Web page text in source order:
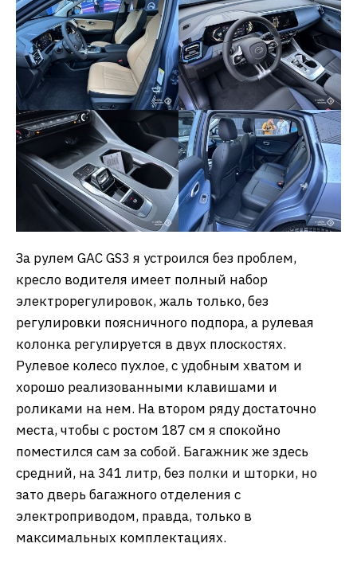
За рулем GAC GS3 я устроился без проблем,
кресло водителя имеет полный набор
электрорегулировок, жаль только, без
регулировки поясничного подпора, а рулевая
колонка регулируется в двух плоскостях.
Рулевое колесо пухлое, с удобным хватом и
хорошо реализованными клавишами и
роликами на нем. На втором ряду достаточно
места, чтобы с ростом 187 см я спокойно
поместился сам за собой. Багажник же здесь
средний, на 341 литр, без полки и шторки, но
зато дверь багажного отделения с
электроприводом, правда, только в
максимальных комплектациях.